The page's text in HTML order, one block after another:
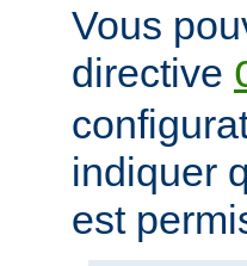
Vous
directive
indiquer
est